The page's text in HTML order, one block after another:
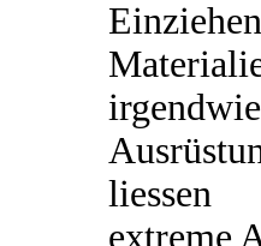
extreme